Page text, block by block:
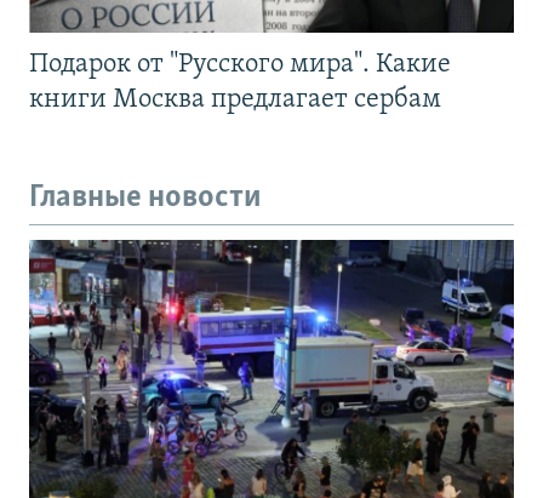
Подарок от "Русского мира". Какие
книги Москва предлагает сербам
Главные новости